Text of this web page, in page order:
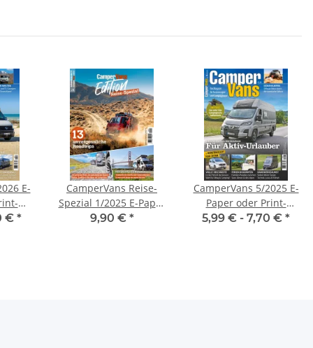
E-
€ *
CamperVans Reise-
Spezial 1/2025 E-Paper
oder Print-Ausgabe
9,90 € *
CamperVans 5/2025 E-
Paper oder Print-
Ausgabe
5,99 € - 7,70 € *